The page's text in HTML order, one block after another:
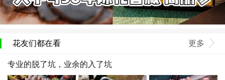
花友们都在看 更多
专业的脱了坑，业余的入了坑